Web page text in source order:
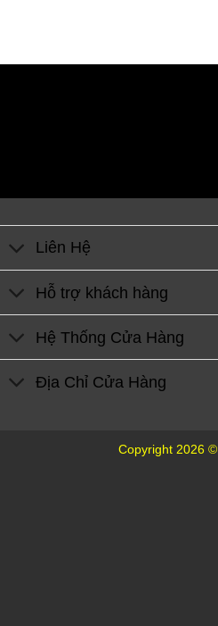
Liên Hệ
Hỗ trợ khách hàng
Hệ Thống Cửa Hàng
Địa Chỉ Cửa Hàng
Copyright 2026 ©